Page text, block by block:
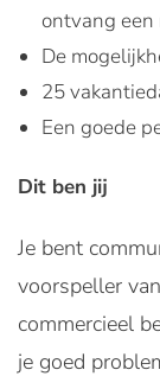
ontvang een
De
25
Een goede
Dit ben jij
Je bent
voorspeller
commercieel
je goed